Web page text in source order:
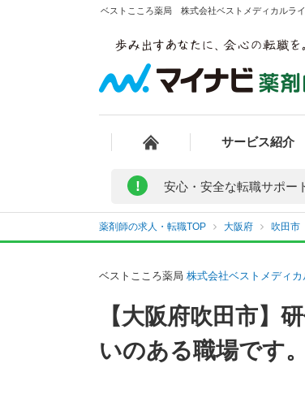
ベストこころ薬局 株式会社ベストメディカルラ
サービス紹介
! 安心・安全な転職サポー
薬剤師の求人・転職TOP 大阪府 吹田市
ベストこころ薬局 株式会社ベストメディカ
【大阪府吹田市
いのある職場です。